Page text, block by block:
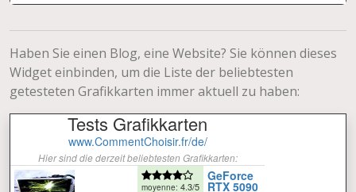
Haben Sie einen Blog, eine Website? Sie können dieses
Widget einbinden, um die Liste der beliebtesten
getesteten Grafikkarten immer aktuell zu haben: